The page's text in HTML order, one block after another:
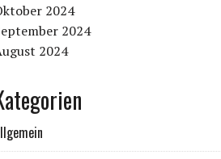
2024
2024
2024